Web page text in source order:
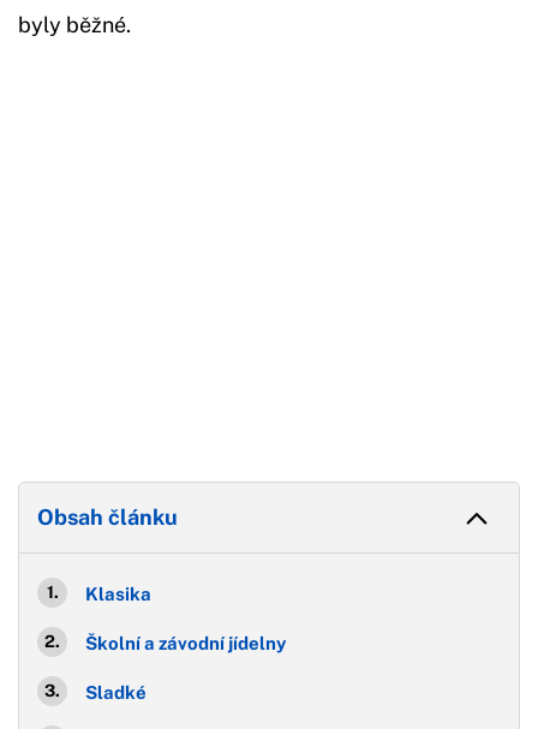
byly běžné.
Obsah článku
Klasika
Školní a závodní jídelny
Sladké